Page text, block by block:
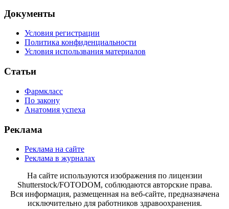
Документы
Условия регистрации
Политика конфиденциальности
Условия использвания материалов
Статьи
Фармкласс
По закону
Анатомия успеха
Реклама
Реклама на сайте
Реклама в журналах
На сайте используются изображения по лицензии
Shutterstock/FOTODOM, соблюдаются авторские права.
Вся информация, размещенная на веб-сайте, предназначена
исключительно для работников здравоохранения.